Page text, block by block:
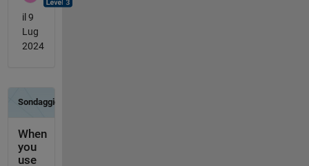
il 9
Lug
2024